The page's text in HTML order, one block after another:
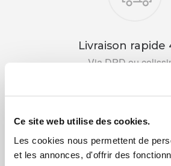
Ce site web utilise des cookies.
Les cookies nous permettent de
et les annonces, d'offrir des
Livraison rapide
Via DPD ou